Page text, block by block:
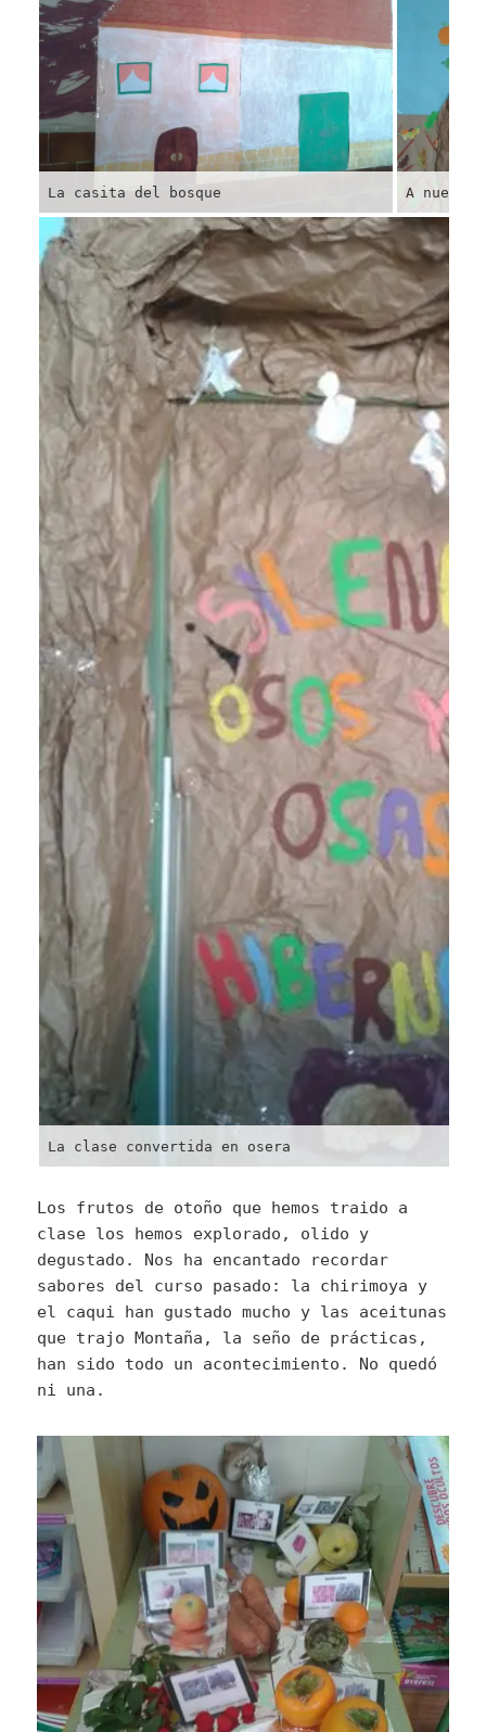
La casita del bosque A
La clase convertida en osera
Los frutos de otoño que hemos traido a
clase los hemos explorado, olido y
degustado. Nos ha encantado recordar
sabores del curso pasado: la chirimoya y
el caqui han gustado mucho y las aceitunas
que trajo Montaña, la seño de prácticas,
han sido todo un acontecimiento. No quedó
ni una.